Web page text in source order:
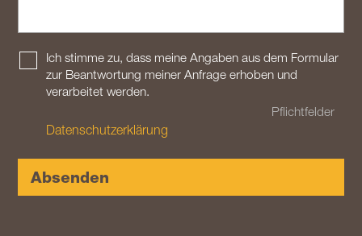
Ich stimme zu, dass meine Angaben aus dem Formular
zur Beantwortung meiner Anfrage erhoben und
verarbeitet werden.
Datenschutzerklärung
Absenden